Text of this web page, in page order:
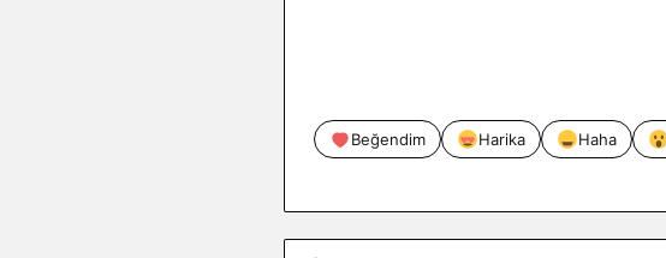
Beğendim Harika Haha